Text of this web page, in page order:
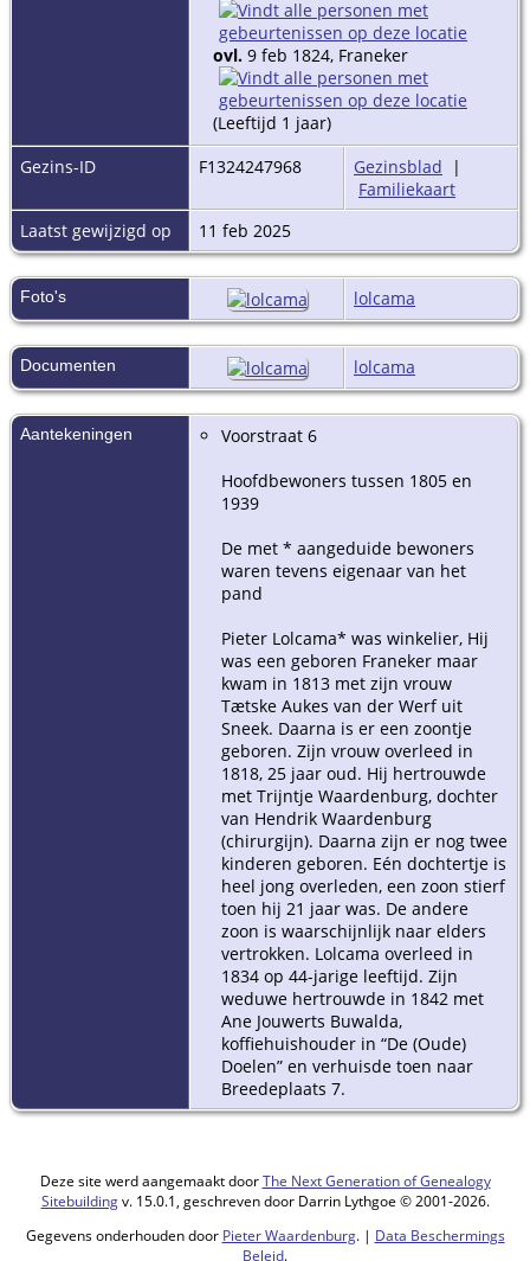
ovl. 9 feb 1824, Franeker
(Leeftijd 1 jaar)
Gezins-ID
F1324247968 Gezinsblad |
Familiekaart
Laatst gewijzigd op
11 feb 2025
Foto's lolcama
Documenten lolcama
Aantekeningen
Voorstraat 6
Hoofdbewoners tussen 1805 en
1939
De met * aangeduide bewoners
waren tevens eigenaar van het
pand
Pieter Lolcama* was winkelier, Hij
was een geboren Franeker maar
kwam in 1813 met zijn vrouw
Tætske Aukes van der Werf uit
Sneek. Daarna is er een zoontje
geboren. Zijn vrouw overleed in
1818, 25 jaar oud. Hij hertrouwde
met Trijntje Waardenburg, dochter
van Hendrik Waardenburg
(chirurgijn). Daarna zijn er nog twee
kinderen geboren. Eén dochtertje is
heel jong overleden, een zoon stierf
toen hij 21 jaar was. De andere
zoon is waarschijnlijk naar elders
vertrokken. Lolcama overleed in
1834 op 44-jarige leeftijd. Zijn
weduwe hertrouwde in 1842 met
Ane Jouwerts Buwalda,
koffiehuishouder in “De (Oude)
Doelen” en verhuisde toen naar
Breedeplaats 7.
Deze site werd aangemaakt doorThe Next Generation of Genealogy
Sitebuildingv. 15.0.1, geschreven door Darrin Lythgoe © 2001-2026.
Gegevens onderhouden door Pieter Waardenburg. | Data Beschermings
Beleid.